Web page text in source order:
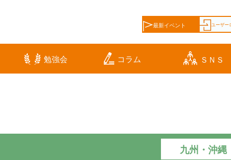
ユーザー
最新イベント
勉強会 コラム ＳＮＳ
九州・沖縄